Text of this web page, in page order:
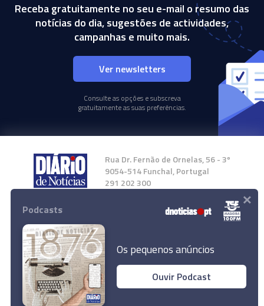
Receba gratuitamente no seu e-mail o resumo das
notícias do dia, sugestões de actividades,
campanhas e muito mais.
Ver newsletters
Consulte as opções e subscreva
gratuitamente as suas preferências.
Rua Dr. Fernão de Ornelas, 56 - 3º
9054-514 Funchal, Portugal
291 202 300
Instale a nossa App
© 2024 Empresa Diário de Notícias, Lda.
Todos os direitos reservados.
Podcasts
Os pequenos anúncios
Ouvir Podcast
×